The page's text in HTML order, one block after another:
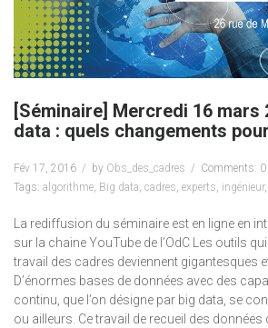
[Séminaire] Mercredi 16 mars
data : quels changements
Fév 17, 2016 by Obs_des_cadres
Comments: 0
Tags: algorithme, Big data, cadres, experts, ingénieur,
La rediffusion du séminaire est en ligne en
sur la chaine YouTube de l’OdC Les outils
travail des cadres deviennent gigantesques
D’énormes bases de données avec des
continu, que l’on désigne par big data, se
ou ailleurs. Ce travail de recueil des